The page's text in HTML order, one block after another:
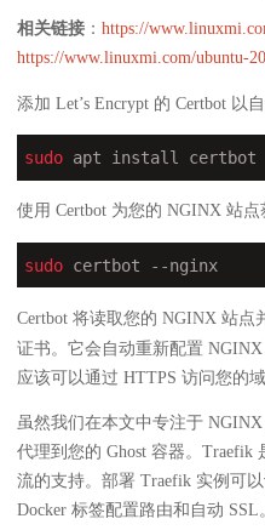
相关链接： https://
https://www.linuxmi.com/ubuntu-
添加 Let’s Encrypt 的 Certbot 以
sudo apt install certbot
使用 Certbot 为您的 NGINX 站点
sudo certbot --nginx
Certbot 将读取您的 NGINX 站点
证书。它会自动重新配置
应该可以通过 HTTPS 访问您的
虽然我们在本文中专注于
代理到您的 Ghost 容器。Traefik
流的支持。部署 Traefik 实例可
Docker 标签配置路由和自动 SSL。